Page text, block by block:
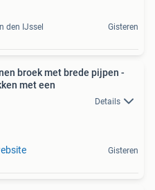
den IJssel Gisteren
broek met brede pijpen -
met een
Details
Gisteren